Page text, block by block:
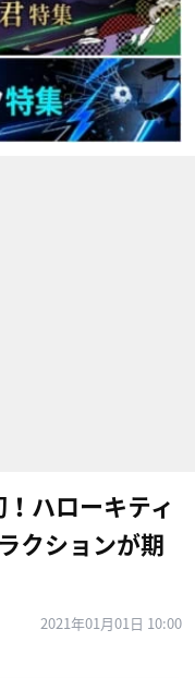
ハローキティ
クションが期
2021年01月01日 10:00